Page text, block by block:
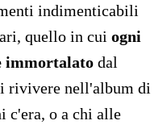
indimenticabili
quello in cui ogni
immortalato dal
rivivere nell'album di
c'era, o a chi alle